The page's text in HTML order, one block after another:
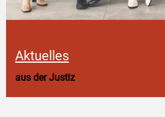
Aktuelles
aus der Justiz